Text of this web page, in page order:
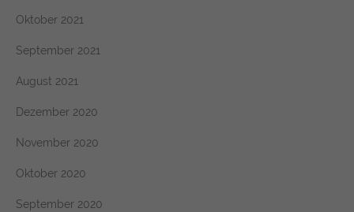
Oktober 2021
September 2021
August 2021
Dezember 2020
November 2020
Oktober 2020
September 2020